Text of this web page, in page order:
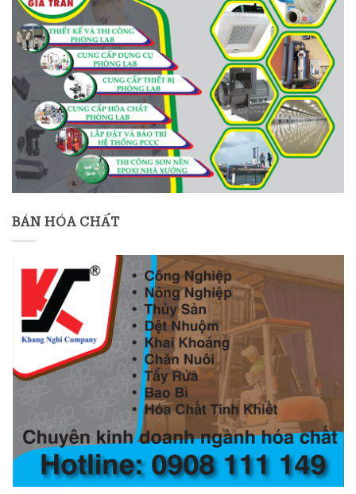
BÁN HÓA CHẤT